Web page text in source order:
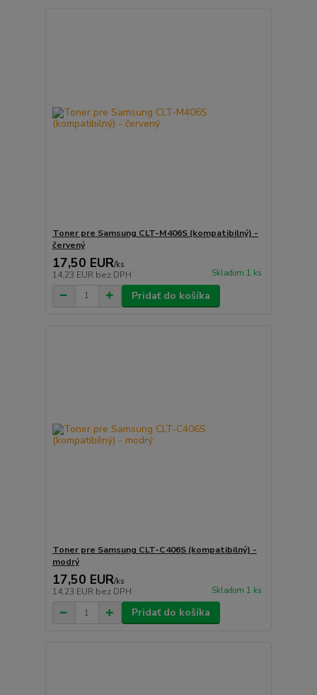
Toner pre Samsung CLT-M406S (kompatibilný) -
červený
17,50 EUR/ks
14,23 EUR bez DPH Skladom 1 ks
Pridať do košíka
Toner pre Samsung CLT-C406S (kompatibilný) -
modrý
17,50 EUR/ks
14,23 EUR bez DPH Skladom 1 ks
Pridať do košíka